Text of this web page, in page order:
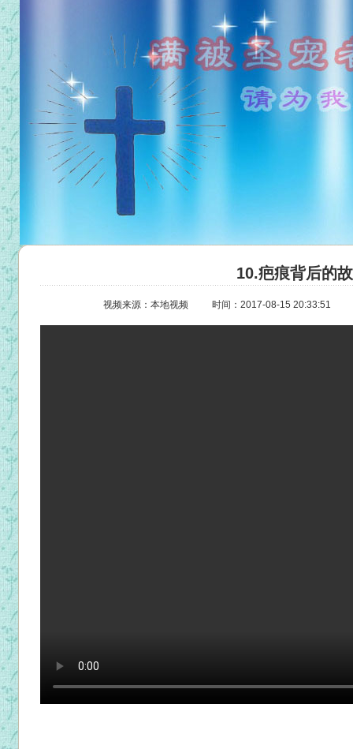
10.疤痕背后的
视频来源：本地视频 时间：2017-08-15 20:33:51